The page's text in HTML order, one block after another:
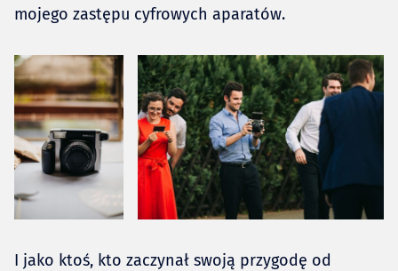
mojego zastępu cyfrowych aparatów.
I jako ktoś, kto zaczynał swoją przygodę od